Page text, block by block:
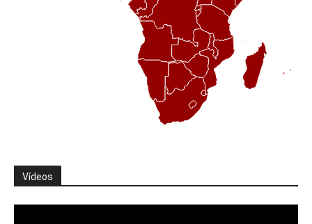
Vídeos